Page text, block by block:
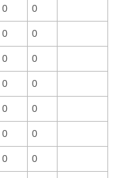
0 0
0 0
0 0
0 0
0 0
0 0
0 0